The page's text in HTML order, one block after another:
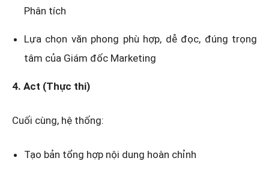
Phân tích
Lựa chọn văn phong phù hợp, dễ đọc, đúng trọng
tâm của Giám đốc Marketing
4. Act (Thực thi)
Cuối cùng, hệ thống:
Tạo bản tổng hợp nội dung hoàn chỉnh